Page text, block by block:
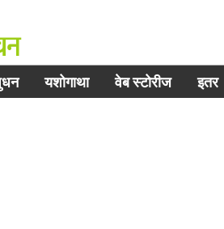
यशोगाथा वेब स्टोरीज इतर